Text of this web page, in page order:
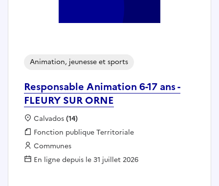
Responsable Animation 6-17 ans -
FLEURY SUR ORNE
Animation, jeunesse et sports
Localisation :
Calvados(14)
Fonction publique :
Fonction publique Territoriale
Employeur :
Communes
En ligne depuis le 31 juillet 2026